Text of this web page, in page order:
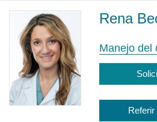
Rena
Manejo del
Referir